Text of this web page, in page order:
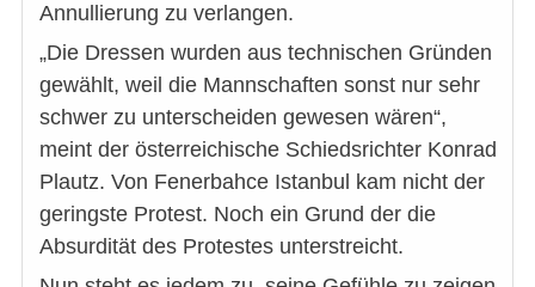
Annullierung zu verlangen.
„Die Dressen wurden aus technischen Gründen
gewählt, weil die Mannschaften sonst nur sehr
schwer zu unterscheiden gewesen wären“,
meint der österreichische Schiedsrichter Konrad
Plautz. Von Fenerbahce Istanbul kam nicht der
geringste Protest. Noch ein Grund der die
Absurdität des Protestes unterstreicht.